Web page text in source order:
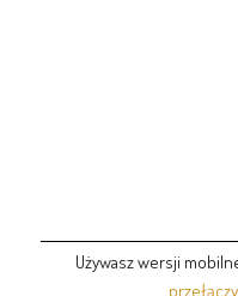
Używasz wersji